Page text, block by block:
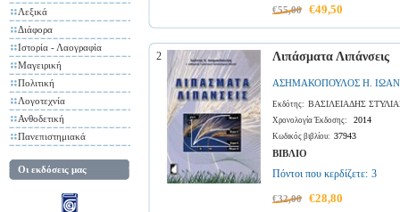
Λεξικά
Διάφορα
Ιστορία - Λαογραφία
Μαγειρική
Πολιτική
Λογοτεχνία
Ανθοδετική
Πανεπιστημιακά
Οι εκδόσεις μας
€55,00 €49,50
2 Λιπάσματα Λιπάνσεις
ΑΣΗΜΑΚΟΠΟΥΛΟΣ Η.
Εκδότης: ΒΑΣΙΛΕΙΑΔΗΣ
Χρονολογία Έκδοσης: 2014
Κωδικός βιβλίου: 37943
ΒΙΒΛΙΟ
Πόντοι που κερδίζετε: 3
€32,00 €28,80